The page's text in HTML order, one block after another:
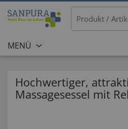
MENÜ
Hochwertiger,
Massagesessel mit